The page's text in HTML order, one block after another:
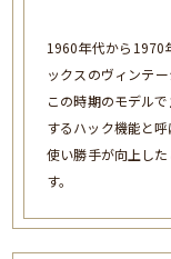
1960年代から1970
ックスのヴィンテ
この時期のモデル
するハック機能と
使い勝手が向上し
す。